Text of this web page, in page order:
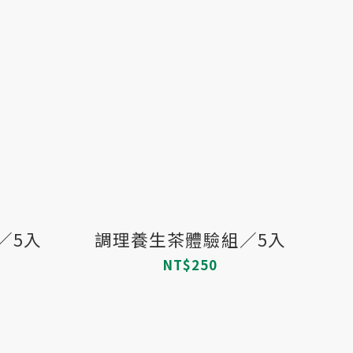
5入 調理養生茶體驗組／5入
NT$250